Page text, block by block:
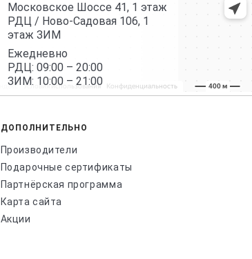
Московское Шоссе 41, 1 этаж
РДЦ / Ново-Садовая 106, 1
этаж ЗИМ
Ежедневно
РДЦ: 09:00 – 20:00
ЗИМ: 10:00 – 21:00
ДОПОЛНИТЕЛЬНО
Производители
Подарочные сертификаты
Партнёрская программа
Карта сайта
Акции